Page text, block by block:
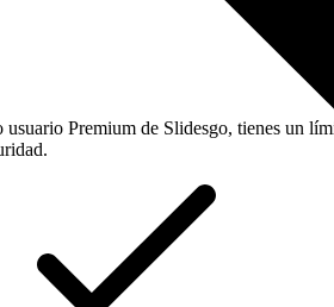
usuario Premium de Slidesgo, tienes un